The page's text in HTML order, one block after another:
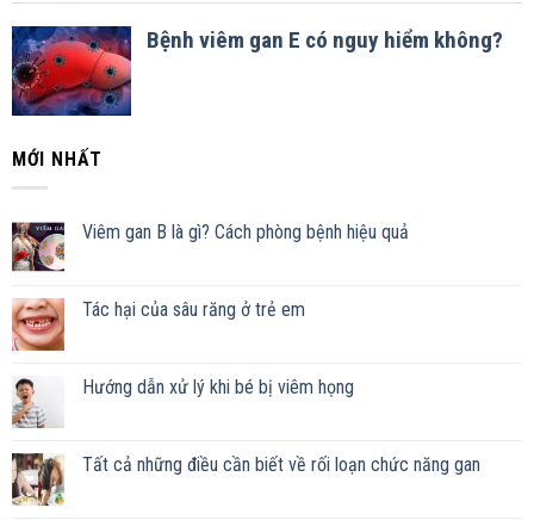
MỚI NHẤT
Viêm gan B là gì? Cách phòng bệnh hiệu quả
Tác hại của sâu răng ở trẻ em
Hướng dẫn xử lý khi bé bị viêm họng
Tất cả những điều cần biết về rối loạn chức năng gan